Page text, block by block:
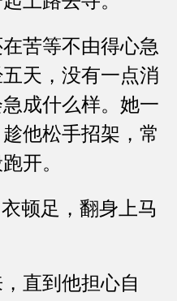
苦等不由得心急
天，没有一点消
成什么样。她一
他松手招架，常
开。
顿足，翻身上马
直到他担心自